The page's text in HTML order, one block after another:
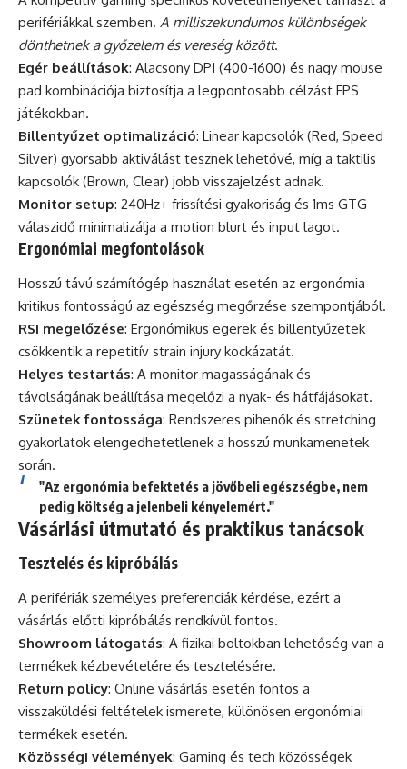
perifériákkal szemben. A milliszekundumos különbségek
dönthetnek a győzelem és vereség között.
Egér beállítások: Alacsony DPI (400-1600) és nagy mouse
pad kombinációja biztosítja a legpontosabb célzást FPS
játékokban.
Billentyűzet optimalizáció: Linear kapcsolók (Red, Speed
Silver) gyorsabb aktiválást tesznek lehetővé, míg a taktilis
kapcsolók (Brown, Clear) jobb visszajelzést adnak.
Monitor setup: 240Hz+ frissítési gyakoriság és 1ms GTG
válaszidő minimalizálja a motion blurt és input lagot.
Ergonómiai megfontolások
Hosszú távú számítógép használat esetén az ergonómia
kritikus fontosságú az egészség megőrzése szempontjából.
RSI megelőzése: Ergonómikus egerek és billentyűzetek
csökkentik a repetitív strain injury kockázatát.
Helyes testartás: A monitor magasságának és
távolságának beállítása megelőzi a nyak- és hátfájásokat.
Szünetek fontossága: Rendszeres pihenők és stretching
gyakorlatok elengedhetetlenek a hosszú munkamenetek
során.
"Az ergonómia befektetés a jövőbeli egészségbe, nem
pedig költség a jelenbeli kényelemért."
Vásárlási útmutató és praktikus tanácsok
Tesztelés és kipróbálás
A perifériák személyes preferenciák kérdése, ezért a
vásárlás előtti kipróbálás rendkívül fontos.
Showroom látogatás: A fizikai boltokban lehetőség van a
termékek kézbevételére és tesztelésére.
Return policy: Online vásárlás esetén fontos a
visszaküldési feltételek ismerete, különösen ergonómiai
termékek esetén.
Közösségi vélemények: Gaming és tech közösségek